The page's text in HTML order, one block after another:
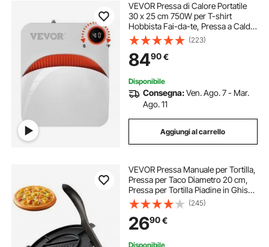
VEVOR Pressa di Calore Portatile
30 x 25 cm 750W per T-shirt
Hobbista Fai-da-te, Pressa a Caldo
Portatile Piastra Termica 30 x 25 cm
Temperatura 40-205 ℃,
Termopressa Uso Domestico 3,3
kg Fai-da-te
(223)
8490€
Disponibile
Consegna:Ven. Ago. 7 - Mar.
Ago. 11
Aggiungi al carrello
VEVOR Pressa Manuale per Tortilla,
Pressa per Taco Diametro 20 cm,
Pressa per Tortilla Piadine in Ghisa,
Pressa Manuale per Tortilla con 100
Pezzi di Carta da Forno, Macchina
per Impasto di Tortilla
(245)
2690€
Disponibile